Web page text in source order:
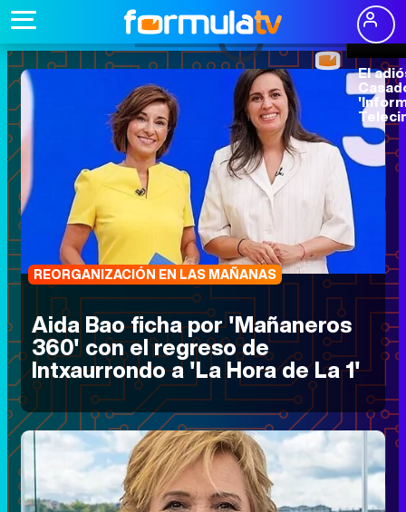
REORGANIZACIÓN EN LAS MAÑANAS
Aida Bao ficha por 'Mañaneros
360' con el regreso de
Intxaurrondo a 'La Hora de La 1'
is
loading.
El adiós de María
Casado a
'Informativos
Telecinco' al borde
del llanto: "Gracias
por todo"
15